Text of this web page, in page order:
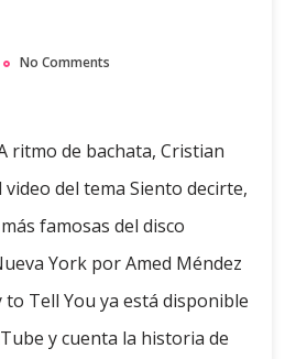
No Comments
ritmo de bachata, Cristian
del tema Siento decirte,
famosas del disco
York por Amed Méndez
to Tell You ya está disponible
y cuenta la historia de